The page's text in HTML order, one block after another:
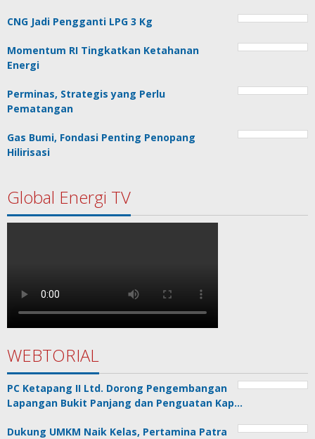
CNG Jadi Pengganti LPG 3 Kg
Momentum RI Tingkatkan Ketahanan
Energi
Perminas, Strategis yang Perlu
Pematangan
Gas Bumi, Fondasi Penting Penopang
Hilirisasi
Global Energi TV
WEBTORIAL
PC Ketapang II Ltd. Dorong Pengembangan
Lapangan Bukit Panjang dan Penguatan Kap…
Dukung UMKM Naik Kelas, Pertamina Patra